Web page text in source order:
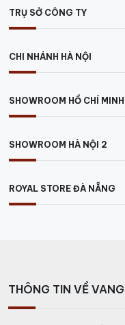
Quý khách liên hệ
0931305789
Hoặc đến trực tiếp
Tại Hà Nội: E3B,
TRỤ SỞ CÔNG TY
CHI NHÁNH HÀ NỘI
SHOWROOM HỒ CHÍ MINH
SHOWROOM HÀ NỘI 2
ROYAL STORE ĐÀ NẴNG
THÔNG TIN VỀ